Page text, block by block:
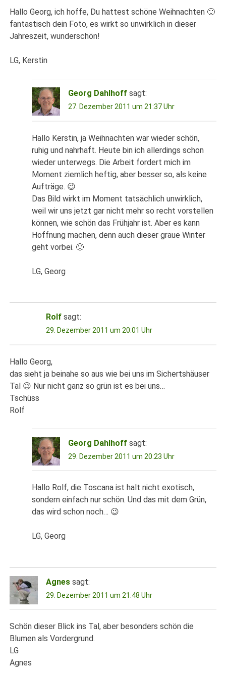
Hallo Georg, ich hoffe, Du hattest schöne Weihnachten 🙂
fantastisch dein Foto, es wirkt so unwirklich in dieser
Jahreszeit, wunderschön!
LG, Kerstin
Georg Dahlhoff sagt:
27. Dezember 2011 um 21:37 Uhr
Hallo Kerstin, ja Weihnachten war wieder schön,
ruhig und nahrhaft. Heute bin ich allerdings schon
wieder unterwegs. Die Arbeit fordert mich im
Moment ziemlich heftig, aber besser so, als keine
Aufträge. 😉
Das Bild wirkt im Moment tatsächlich unwirklich,
weil wir uns jetzt gar nicht mehr so recht vorstellen
können, wie schön das Frühjahr ist. Aber es kann
Hoffnung machen, denn auch dieser graue Winter
geht vorbei. 🙂
LG, Georg
Rolf sagt:
29. Dezember 2011 um 20:01 Uhr
Hallo Georg,
das sieht ja beinahe so aus wie bei uns im Sichertshäuser
Tal 😉 Nur nicht ganz so grün ist es bei uns…
Tschüss
Rolf
Georg Dahlhoff sagt:
29. Dezember 2011 um 20:23 Uhr
Hallo Rolf, die Toscana ist halt nicht exotisch,
sondern einfach nur schön. Und das mit dem Grün,
das wird schon noch… 😉
LG, Georg
Agnes sagt:
29. Dezember 2011 um 21:48 Uhr
Schön dieser Blick ins Tal, aber besonders schön die
Blumen als Vordergrund.
LG
Agnes